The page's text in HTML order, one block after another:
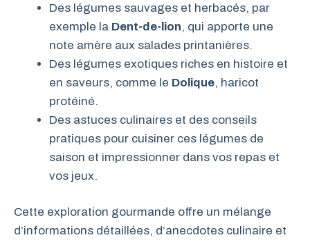
Des légumes sauvages et herbacés, par
exemple la Dent-de-lion, qui apporte une
note amère aux salades printanières.
Des légumes exotiques riches en histoire et
en saveurs, comme le Dolique, haricot
protéiné.
Des astuces culinaires et des conseils
pratiques pour cuisiner ces légumes de
saison et impressionner dans vos repas et
vos jeux.
Cette exploration gourmande offre un mélange
d’informations détaillées, d’anecdotes culinaire et